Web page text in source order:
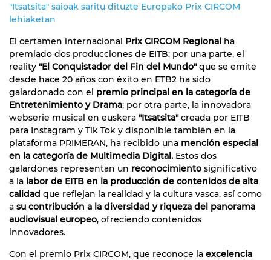
"Itsatsita" saioak saritu dituzte Europako Prix CIRCOM
lehiaketan
El certamen internacional Prix CIRCOM Regional ha
premiado dos producciones de EITB: por una parte, el
reality "El Conquistador del Fin del Mundo"que se emite
desde hace 20 años con éxito en ETB2 ha sido
galardonado con el premio principal en la categoría de
Entretenimiento y Drama; por otra parte, la innovadora
webserie musical en euskera "Itsatsita"creada por EITB
para Instagram y Tik Tok y disponible también en la
plataforma PRIMERAN, ha recibido una mención especial
en la categoría de Multimedia Digital. Estos dos
galardones representan un reconocimiento significativo
a la labor de EITB en la producción de contenidos de alta
calidad que reflejan la realidad y la cultura vasca, así como
a su contribución a la diversidad y riqueza del panorama
audiovisual europeo, ofreciendo contenidos
innovadores.
Con el premio Prix CIRCOM, que reconoce la excelencia